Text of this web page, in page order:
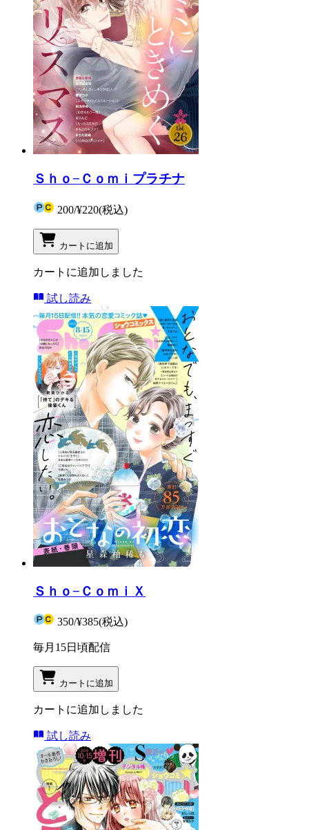
Ｓｈｏ−Ｃｏｍｉプラチナ
200/¥220(税込)
カートに追加
カートに追加しました
試し読み
Ｓｈｏ−ＣｏｍｉＸ
350/¥385(税込)
毎月15日頃配信
カートに追加
カートに追加しました
試し読み